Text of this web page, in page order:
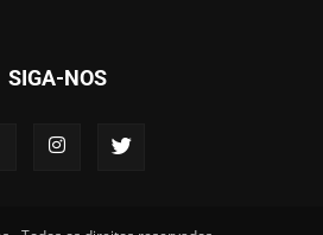
SIGA-NOS